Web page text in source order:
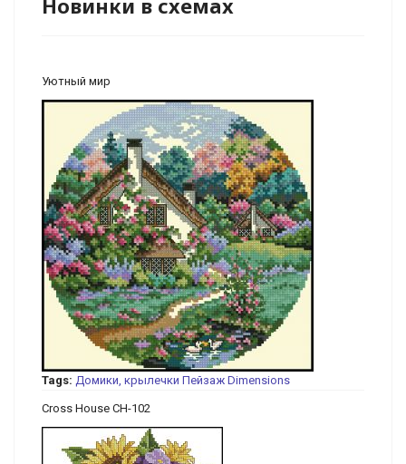
Новинки в схемах
Уютный мир
Tags: Домики, крылечки Пейзаж Dimensions
Cross House CH-102